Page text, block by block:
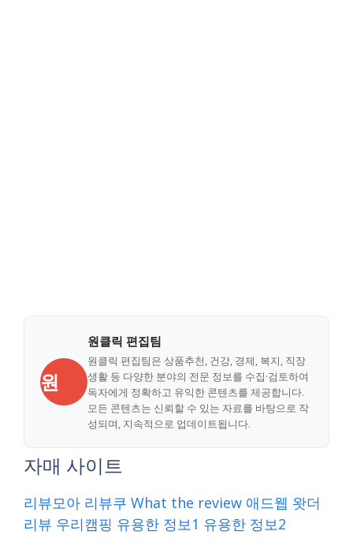
원
원클릭 편집팀
원클릭 편집팀은 상품추천, 건강, 경제, 복지, 직장
생활 등 다양한 분야의 전문 정보를 수집·검토하여
독자에게 정확하고 유익한 콘텐츠를 제공합니다.
모든 콘텐츠는 신뢰할 수 있는 자료를 바탕으로 작
성되며, 지속적으로 업데이트됩니다.
자매 사이트
리뷰모아 리뷰쿠 What the review 애드웹 왓더
리뷰 우리캠핑 유용한 정보1 유용한 정보2